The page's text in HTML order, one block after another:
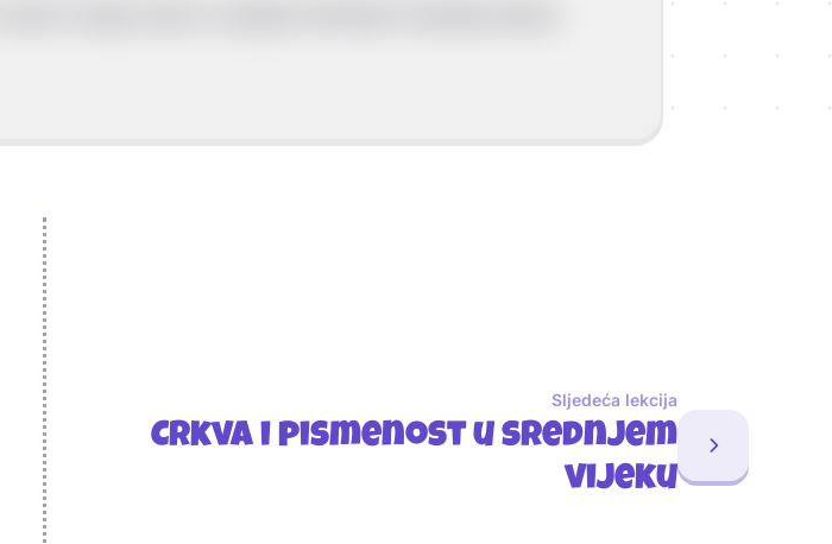
Sljedeća lekcija
Crkva i pismenost u srednjem
vijeku